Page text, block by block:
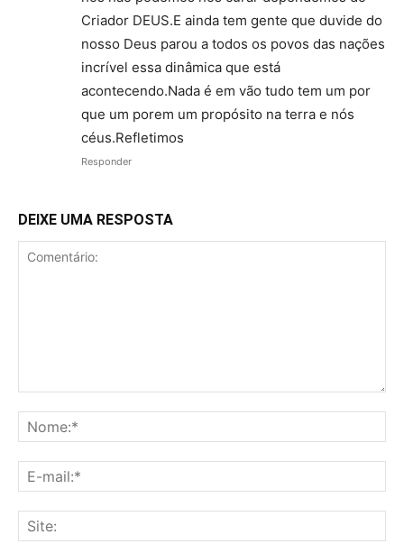
Criador DEUS.E ainda tem gente que duvide do
nosso Deus parou a todos os povos das nações
incrível essa dinâmica que está
acontecendo.Nada é em vão tudo tem um por
que um porem um propósito na terra e nós
céus.Refletimos
Responder
DEIXE UMA RESPOSTA